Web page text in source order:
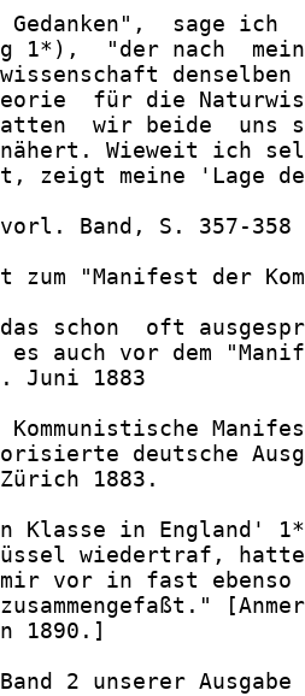
Gedanken",  sage ich
1*),  "der nach
für die
wir beide  uns
Wieweit ich
zeigt meine 'Lage
Band, S. 357-358
zum "Manifest der
schon  oft
es auch vor dem
Juni 1883
Kommunistische
deutsche
1883.
Klasse in England'
wiedertraf,
vor in fast
1890.]
2 unserer Ausgabe